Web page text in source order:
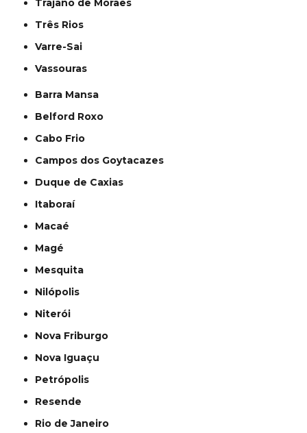
Trajano de Moraes
Três Rios
Varre-Sai
Vassouras
Barra Mansa
Belford Roxo
Cabo Frio
Campos dos Goytacazes
Duque de Caxias
Itaboraí
Macaé
Magé
Mesquita
Nilópolis
Niterói
Nova Friburgo
Nova Iguaçu
Petrópolis
Resende
Rio de Janeiro